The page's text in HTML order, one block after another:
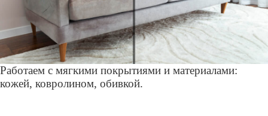
Работаем с мягкими покрытиями и материалами:
кожей, ковролином, обивкой.